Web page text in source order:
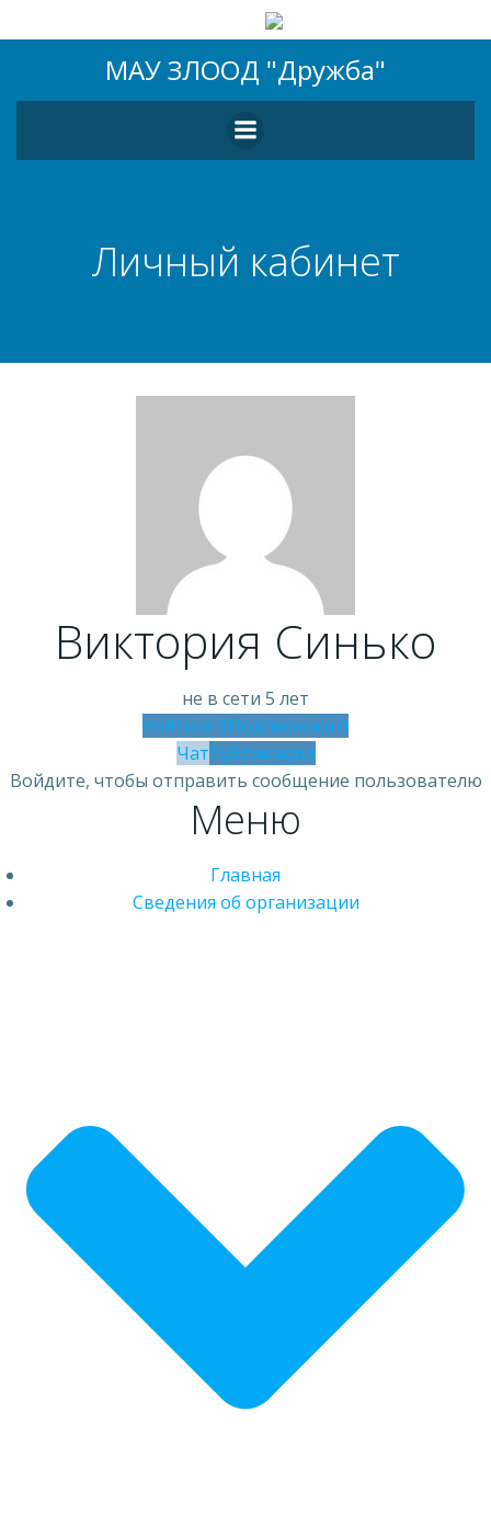
к
содержимому
МАУ ЗЛООД "Дружба"
Личный кабинет
Виктория Синько
не в сети 5 лет
Рейтинг 0Подписчики 0
ЧатПубликации
Войдите, чтобы отправить сообщение пользователю
Меню
Главная
Сведения об организации